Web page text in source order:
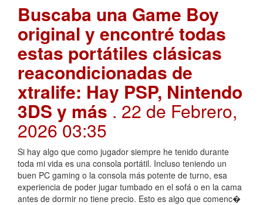
Buscaba una Game Boy
original y encontré todas
estas portátiles clásicas
reacondicionadas de
xtralife: Hay PSP, Nintendo
3DS y más. 22 de Febrero,
2026 03:35
Si hay algo que como jugador siempre he tenido durante
toda mi vida es una consola portátil. Incluso teniendo un
buen PC gaming o la consola más potente de turno, esa
experiencia de poder jugar tumbado en el sofá o en la cama
antes de dormir no tiene precio. Esto es algo que comenc�